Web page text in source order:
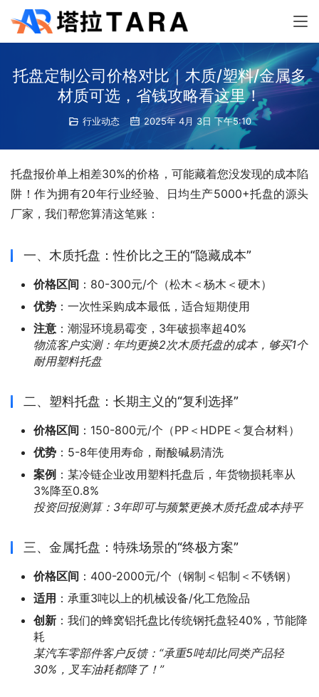
托盘定制公司价格对比｜木质/塑料/金属多
材质可选，省钱攻略看这里！
行业动态 2025年 4月 3日 下午5:10
托盘报价单上相差30%的价格，可能藏着您没发现的成本陷
阱！作为拥有20年行业经验、日均生产5000+托盘的源头
厂家，我们帮您算清这笔账：
一、木质托盘：性价比之王的“隐藏成本”
价格区间 ：80-300元/个（松木＜杨木＜硬木）
优势 ：一次性采购成本最低，适合短期使用
注意 ：潮湿环境易霉变，3年破损率超40%
物流客户实测：年均更换2次木质托盘的成本，够买1个
耐用塑料托盘
二、塑料托盘：长期主义的“复利选择”
价格区间 ：150-800元/个（PP＜HDPE＜复合材料）
优势 ：5-8年使用寿命，耐酸碱易清洗
案例 ：某冷链企业改用塑料托盘后，年货物损耗率从
3%降至0.8%
投资回报测算：3年即可与频繁更换木质托盘成本持平
三、金属托盘：特殊场景的“终极方案”
价格区间 ：400-2000元/个（钢制＜铝制＜不锈钢）
适用 ：承重3吨以上的机械设备/化工危险品
创新 ：我们的蜂窝铝托盘比传统钢托盘轻40%，节能降
耗
某汽车零部件客户反馈：“承重5吨却比同类产品轻
30%，叉车油耗都降了！”